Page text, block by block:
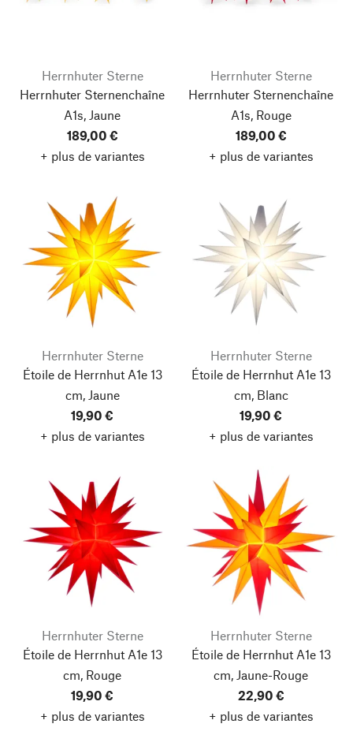
Herrnhuter Sterne
Herrnhuter Sternenchaîne
A1s, Jaune
189,00 €
+ plus de variantes
Herrnhuter Sterne
Herrnhuter Sternenchaîne
A1s, Rouge
189,00 €
+ plus de variantes
Herrnhuter Sterne
Étoile de Herrnhut A1e 13
cm, Jaune
19,90 €
+ plus de variantes
Herrnhuter Sterne
Étoile de Herrnhut A1e 13
cm, Blanc
19,90 €
+ plus de variantes
Herrnhuter Sterne
Étoile de Herrnhut A1e 13
cm, Rouge
19,90 €
+ plus de variantes
Herrnhuter Sterne
Étoile de Herrnhut A1e 13
cm, Jaune-Rouge
22,90 €
+ plus de variantes